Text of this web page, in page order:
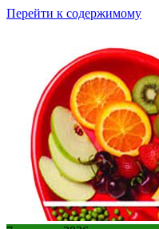
Перейти к содержимому